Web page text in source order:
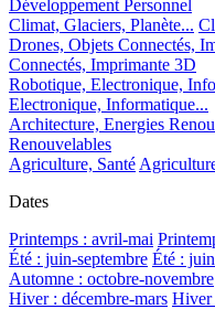
Développement Personnel
Climat, Glaciers, Planète...
Drones, Objets Connectés,
Connectés, Imprimante 3D
Robotique, Electronique,
Electronique, Informatique...
Architecture, Energies
Renouvelables
Agriculture, Santé
Dates
Printemps : avril-mai
Été : juin-septembre Été :
Automne : octobre-novembre
Hiver : décembre-mars Hiver